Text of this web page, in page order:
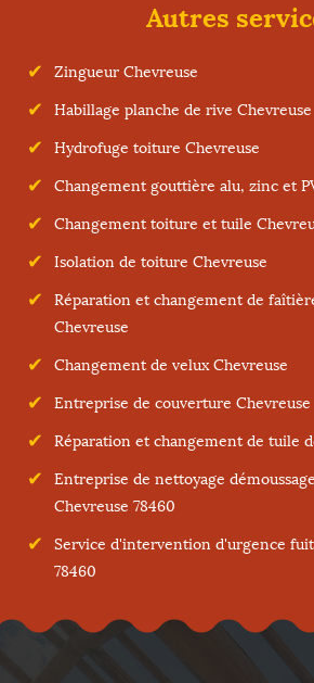
Autres
Zingueur Chevreuse
Habillage planche de rive Chevreuse
Hydrofuge toiture Chevreuse
Changement gouttière alu, zinc et
Changement toiture et tuile
Isolation de toiture Chevreuse
Réparation et changement de
Chevreuse
Changement de velux Chevreuse
Entreprise de couverture Chevreuse
Réparation et changement de tuile
Entreprise de nettoyage
Chevreuse 78460
Service d'intervention d'urgence
78460